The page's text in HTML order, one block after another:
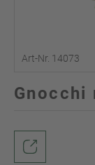
Art-Nr. 14073
Gnocchi